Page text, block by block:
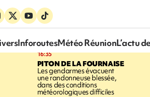
InforoutesMétéo RéunionL’actu
16:35
PITON DE LA FOURNAISE
Les gendarmes évacuent
une randonneuse blessée,
dans des conditions
météorologiques difficiles